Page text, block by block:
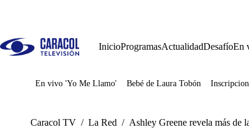
InicioProgramasActualidadDesafíoEn
Juegos
En vivo 'Yo Me Llamo' Bebé de Laura Tobón
Caracol TV / La Red / Ashley Greene revela más de